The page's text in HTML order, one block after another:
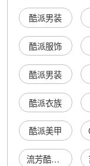
酷派男装
酷派服饰
酷派男装
酷派衣族
酷派美甲
流芳酷派摄影